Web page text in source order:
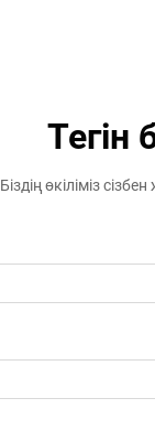
Тегін
Біздің өкіліміз